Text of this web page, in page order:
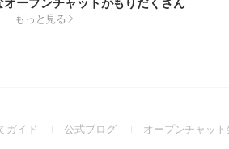
もっと見る
ガイド
(Open公式ブログ
(Openオープンチャッ